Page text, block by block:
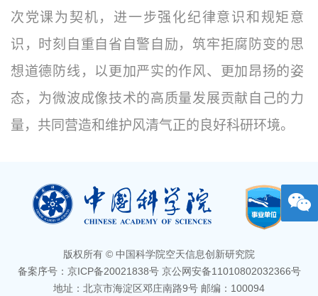
次党课为契机，进一步强化纪律意识和规矩意
识，时刻自重自省自警自励，筑牢拒腐防变的思
想道德防线，以更加严实的作风、更加昂扬的姿
态，为微波成像技术的高质量发展贡献自己的力
量，共同营造和维护风清气正的良好科研环境。
版权所有 © 中国科学院空天信息创新研究院
备案序号：京ICP备20021838号 京公网安备11010802032366号
地址：北京市海淀区邓庄南路9号 邮编：100094